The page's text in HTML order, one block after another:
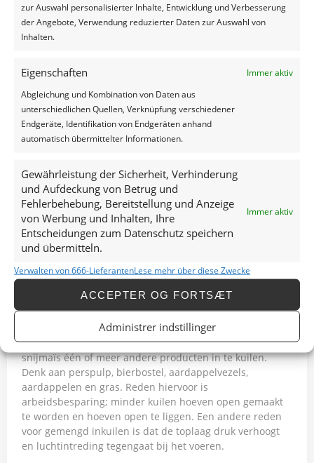
zur Auswahl personalisierter Inhalte, Entwicklung und Verbesserung
der Angebote, Verwendung reduzierter Daten zur Auswahl von
Inhalten.
Eigenschaften
Immer aktiv
Abgleichung und Kombination von Daten aus
unterschiedlichen Quellen, Verknüpfung verschiedener
Endgeräte, Identifikation von Endgeräten anhand
automatisch übermittelter Informationen.
Gewährleistung der Sicherheit, Verhinderung
und Aufdeckung von Betrug und
Fehlerbehebung, Bereitstellung und Anzeige
von Werbung und Inhalten, Ihre
Entscheidungen zum Datenschutz speichern
und übermitteln.
Immer aktiv
Verwalten von 666-LieferantenLese mehr über diese Zwecke
ACCEPTER OG FORTSÆT
Administrer indstillinger
Heeft u al broei en schimmel in
uw snijmaiskuil? Dan kunt u de
volgende maatregelen
overwegen:
De broeiende kuil luchtdicht afsluiten, laten
afkoelen en een andere kuil openmaken. Geen
andere kuil tot uw beschikking? U kunt er ook voor
als dit mogelijk is.
Het broeiende gedeelte uit de kuil halen en apart
inkuilen (evt. met een broeibestrijdingsmiddel).
Uw voersnelheid verhogen door de gehele kuil
open te maken en de bovenlaag eraf te halen.
Vervolgens kuilt u opnieuw in en dekt u opnieuw
sneller kunt voeren.
Gemengd inkuilen
In sommige situaties kiest men ervoor om samen met
snijmaïs één of meer andere producten in te kuilen.
Denk aan perspulp, bierbostel, aardappelvezels,
aardappelen en gras. Reden hiervoor is
arbeidsbesparing; minder kuilen hoeven open gemaakt
te worden en hoeven open te liggen. Een andere reden
voor gemengd inkuilen is dat de toplaag druk verhoogt
en luchtintreding tegengaat bij het voeren.